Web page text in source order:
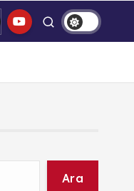
tarafsız içerik ve
Ara